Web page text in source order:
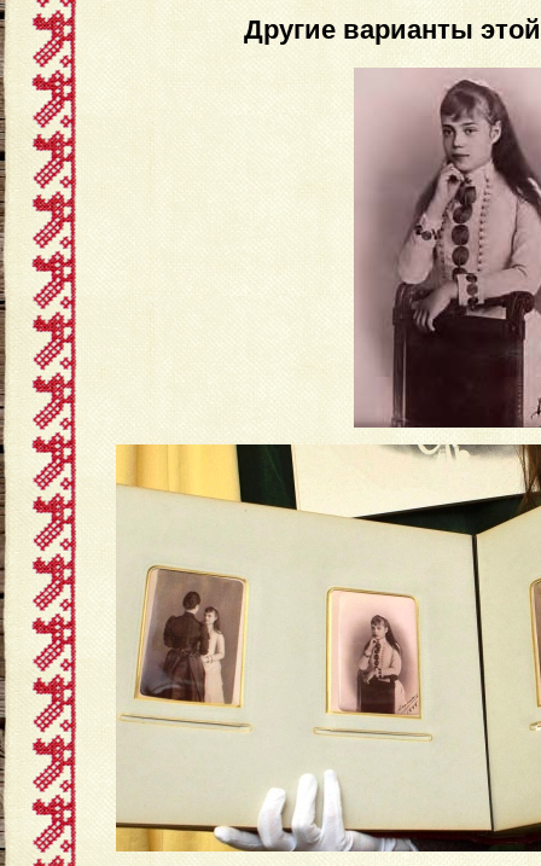
Другие варианты